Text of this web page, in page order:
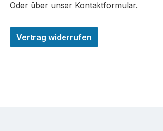
Oder über unser Kontaktformular.
Vertrag widerrufen